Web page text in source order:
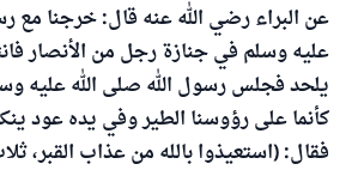
عن البراء رضي الله عنه قال: خرجنا مع
عليه وسلم في جنازة رجل من الأنصار
يلحد فجلس رسول الله صلى الله عليه
كأنما على رؤوسنا الطير وفي يده عود
فقال: (استعيذوا بالله من عذاب القبر،